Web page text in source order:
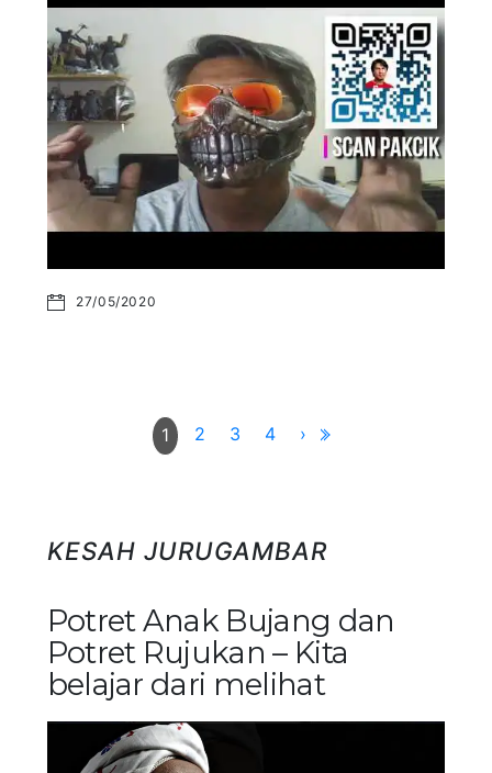
27/05/2020
1 2 3 4 ›
KESAH JURUGAMBAR
Potret Anak Bujang dan
Potret Rujukan – Kita
belajar dari melihat